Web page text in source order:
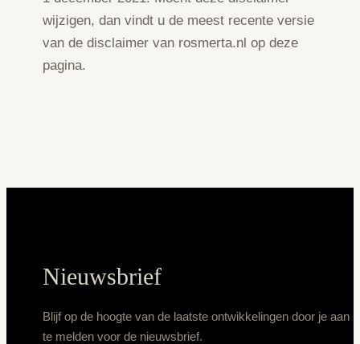
wijzigen, dan vindt u de meest recente versie
van de disclaimer van rosmerta.nl op deze
pagina.
Nieuwsbrief
Blijf op de hoogte van de laatste ontwikkelingen door je aan
te melden voor de nieuwsbrief.